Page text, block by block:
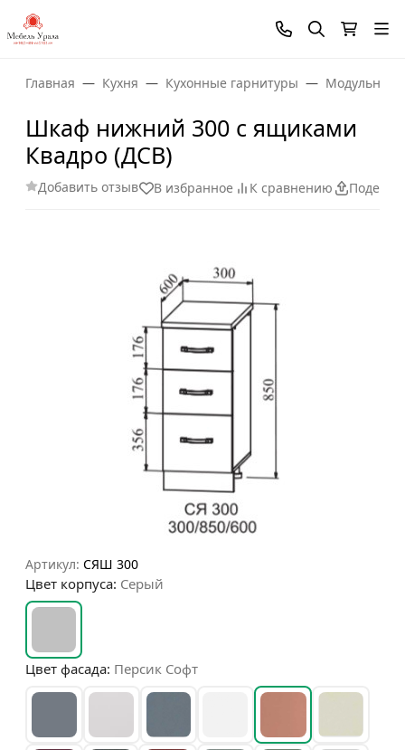
Главная Кухня Кухонные гарнитуры Модульные
Шкаф нижний 300 с ящиками
Квадро (ДСВ)
Добавить отзыв В избранное К сравнению
Артикул: СЯШ 300
Цвет корпуса: Серый
Цвет фасада: Персик Софт